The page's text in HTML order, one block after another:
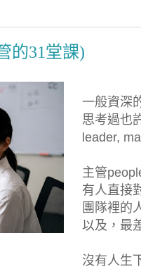
的31堂課)
一般資深
思考過也
leader,
主管
有人直接
團隊裡的
以及，最
沒有人生